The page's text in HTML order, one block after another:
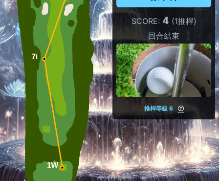
SCORE: 4 (1推桿)
回合結束
推桿等級 6